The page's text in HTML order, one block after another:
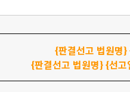
{판결선고 법원명}
{판결선고 법원명}{선고